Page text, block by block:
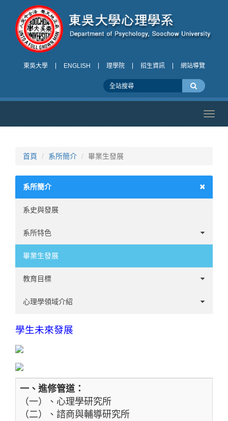
東吳大學 ENGLISH 理學院 招生資訊 網站導覽
首頁 系所簡介 畢業生發展
系所簡介
系史與發展
系所特色
優勢
機會
系徽介紹
畢業生發展
教育目標
大學部
碩士班
心理學領域介紹
臨床心理學
諮商心理學
工商心理學
方法計量心理學
發展心理學
學生未來發展
一、進修管道：
（一）、心理學研究所
（二）、諮商與輔導研究所